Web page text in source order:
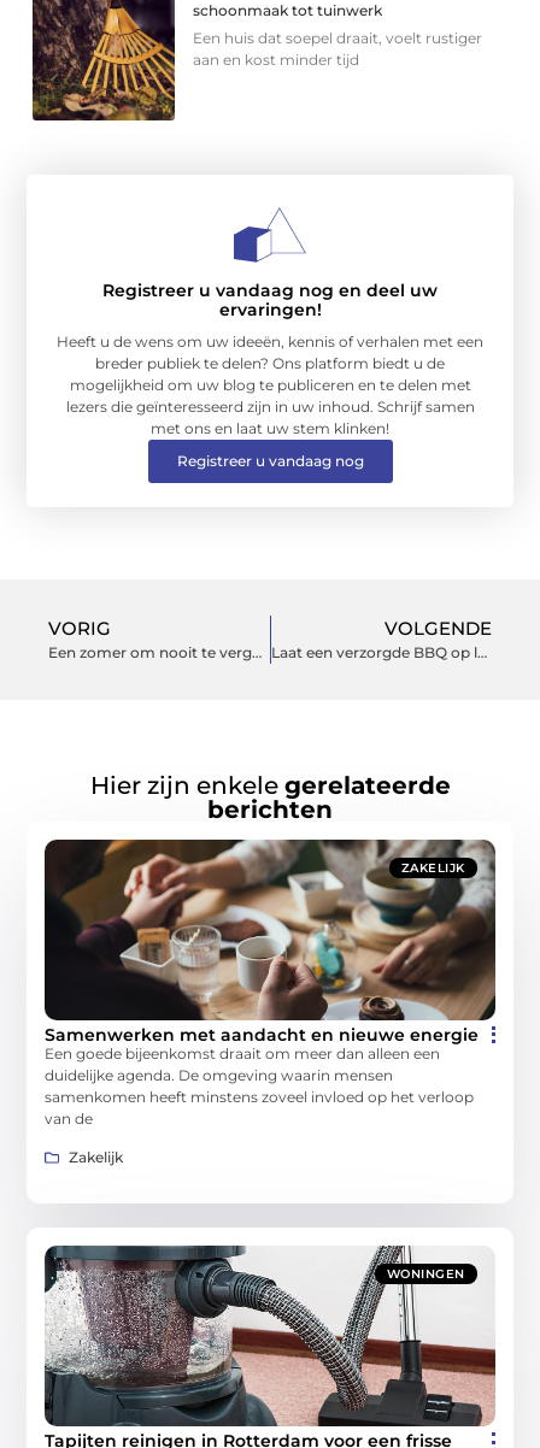
schoonmaak tot tuinwerk
Een huis dat soepel draait, voelt rustiger
aan en kost minder tijd
Registreer u vandaag nog en deel uw
ervaringen!
Heeft u de wens om uw ideeën, kennis of verhalen met een
breder publiek te delen? Ons platform biedt u de
mogelijkheid om uw blog te publiceren en te delen met
lezers die geïnteresseerd zijn in uw inhoud. Schrijf samen
met ons en laat uw stem klinken!
Registreer u vandaag nog
VORIG
Een zomer om nooit te vergeten
VOLGENDE
Laat een verzorgde BBQ op locatie regelen door deze cateraar
Hier zijn enkele gerelateerde
berichten
ZAKELIJK
Samenwerken met aandacht en nieuwe energie
Een goede bijeenkomst draait om meer dan alleen een
duidelijke agenda. De omgeving waarin mensen
samenkomen heeft minstens zoveel invloed op het verloop
van de
Zakelijk
WONINGEN
Tapijten reinigen in Rotterdam voor een frisse